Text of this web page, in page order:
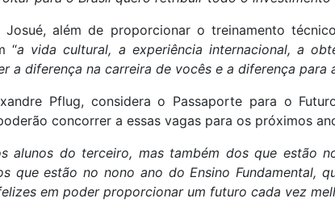
além de proporcionar o treinamento
“a vida cultural, a experiência internacional, a
a diferença na carreira de vocês e a diferença para
Pflug, considera o Passaporte para o
concorrer a essas vagas para os próximos
alunos do terceiro, mas também dos que estão
que estão no nono ano do Ensino Fundamental,
em poder proporcionar um futuro cada vez